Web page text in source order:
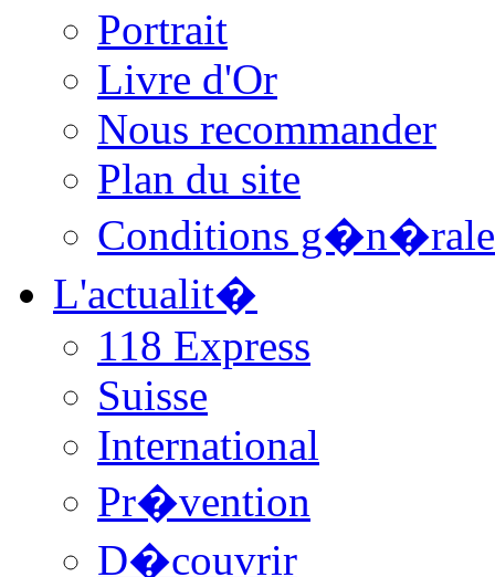
Portrait
Livre d'Or
Nous recommander
Plan du site
Conditions
L'actualit�
118 Express
Suisse
International
Pr�vention
D�couvrir